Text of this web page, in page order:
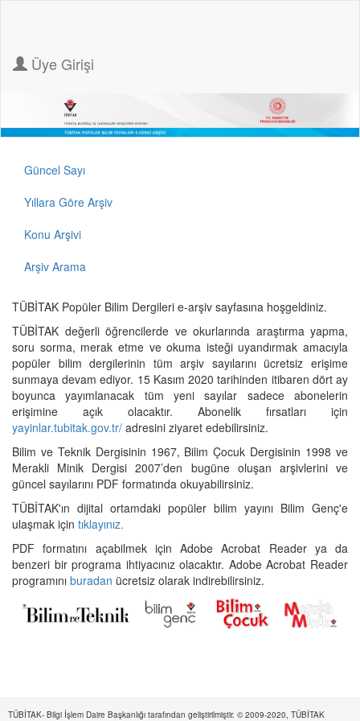
Üye Girişi
Güncel Sayı
Yıllara Göre Arşiv
Konu Arşivi
Arşiv Arama
TÜBİTAK Popüler Bilim Dergileri e-arşiv sayfasına hoşgeldiniz.
TÜBİTAK değerli öğrencilerde ve okurlarında araştırma yapma,
soru sorma, merak etme ve okuma isteği uyandırmak amacıyla
popüler bilim dergilerinin tüm arşiv sayılarını ücretsiz erişime
sunmaya devam ediyor. 15 Kasım 2020 tarihinden itibaren dört ay
boyunca yayımlanacak tüm yeni sayılar sadece abonelerin
erişimine açık olacaktır. Abonelik fırsatları için
yayinlar.tubitak.gov.tr/ adresini ziyaret edebilirsiniz.
Bilim ve Teknik Dergisinin 1967, Bilim Çocuk Dergisinin 1998 ve
Merakli Minik Dergisi 2007’den bugüne oluşan arşivlerini ve
güncel sayılarını PDF formatında okuyabilirsiniz.
TÜBİTAK'ın dijital ortamdaki popüler bilim yayını Bilim Genç'e
ulaşmak için tıklayınız.
PDF formatını açabilmek için Adobe Acrobat Reader ya da
benzeri bir programa ihtiyacınız olacaktır. Adobe Acrobat Reader
programını buradan ücretsiz olarak indirebilirsiniz.
TÜBİTAK- Bilgi İşlem Daire Başkanlığı tarafından geliştirilmiştir. © 2009-2020, TÜBİTAK